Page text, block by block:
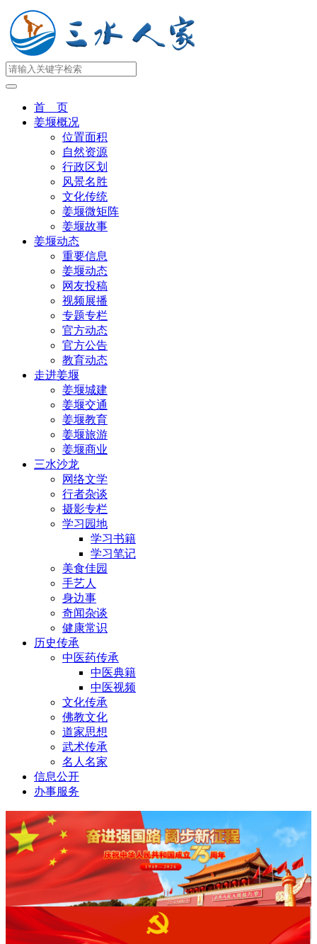
首 页
姜堰概况
位置面积
自然资源
行政区划
风景名胜
文化传统
姜堰微矩阵
姜堰故事
姜堰动态
重要信息
姜堰动态
网友投稿
视频展播
专题专栏
官方动态
官方公告
教育动态
走进姜堰
姜堰城建
姜堰交通
姜堰教育
姜堰旅游
姜堰商业
三水沙龙
网络文学
行者杂谈
摄影专栏
学习园地
学习书籍
学习笔记
美食佳园
手艺人
身边事
奇闻杂谈
健康常识
历史传承
中医药传承
中医典籍
中医视频
文化传承
佛教文化
道家思想
武术传承
名人名家
信息公开
办事服务